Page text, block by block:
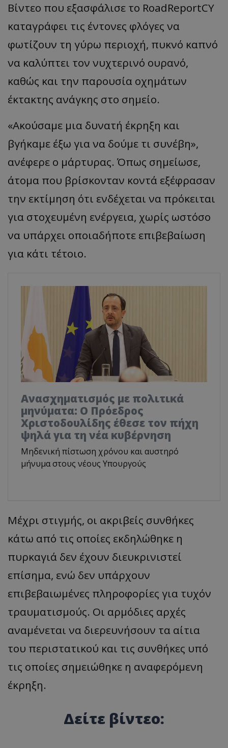
Βίντεο που εξασφάλισε το RoadReportCY
καταγράφει τις έντονες φλόγες να
φωτίζουν τη γύρω περιοχή, πυκνό καπνό
να καλύπτει τον νυχτερινό ουρανό,
καθώς και την παρουσία οχημάτων
έκτακτης ανάγκης στο σημείο.
«Ακούσαμε μια δυνατή έκρηξη και
βγήκαμε έξω για να δούμε τι συνέβη»,
ανέφερε ο μάρτυρας. Όπως σημείωσε,
άτομα που βρίσκονταν κοντά εξέφρασαν
την εκτίμηση ότι ενδέχεται να πρόκειται
για στοχευμένη ενέργεια, χωρίς ωστόσο
να υπάρχει οποιαδήποτε επιβεβαίωση
για κάτι τέτοιο.
Ανασχηματισμός με πολιτικά
μηνύματα: Ο Πρόεδρος
Χριστοδουλίδης έθεσε τον πήχη
ψηλά για τη νέα κυβέρνηση
Μηδενική πίστωση χρόνου και αυστηρό
μήνυμα στους νέους Υπουργούς
Μέχρι στιγμής, οι ακριβείς συνθήκες
κάτω από τις οποίες εκδηλώθηκε η
πυρκαγιά δεν έχουν διευκρινιστεί
επίσημα, ενώ δεν υπάρχουν
επιβεβαιωμένες πληροφορίες για τυχόν
τραυματισμούς. Οι αρμόδιες αρχές
αναμένεται να διερευνήσουν τα αίτια
του περιστατικού και τις συνθήκες υπό
τις οποίες σημειώθηκε η αναφερόμενη
έκρηξη.
Δείτε βίντεο: